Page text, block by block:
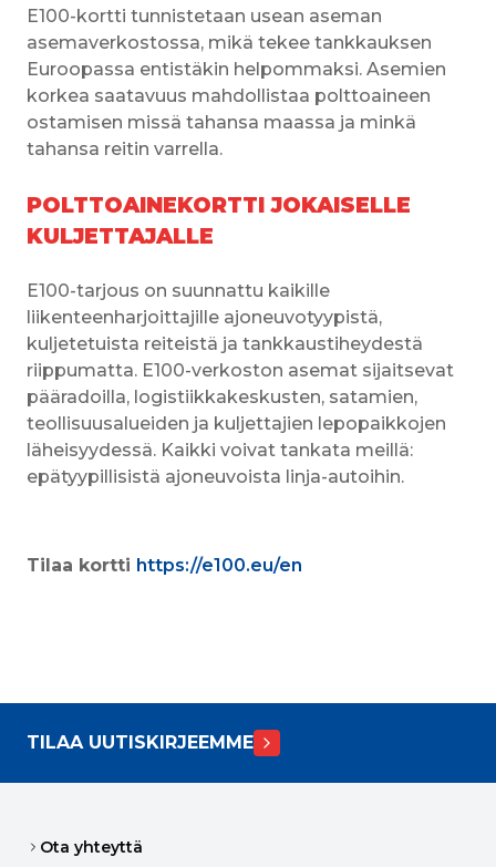
E100-kortti tunnistetaan usean aseman
asemaverkostossa, mikä tekee tankkauksen
Euroopassa entistäkin helpommaksi. Asemien
korkea saatavuus mahdollistaa polttoaineen
ostamisen missä tahansa maassa ja minkä
tahansa reitin varrella.
POLTTOAINEKORTTI JOKAISELLE
KULJETTAJALLE
E100-tarjous on suunnattu kaikille
liikenteenharjoittajille ajoneuvotyypistä,
kuljetetuista reiteistä ja tankkaustiheydestä
riippumatta. E100-verkoston asemat sijaitsevat
pääradoilla, logistiikkakeskusten, satamien,
teollisuusalueiden ja kuljettajien lepopaikkojen
läheisyydessä. Kaikki voivat tankata meillä:
epätyypillisistä ajoneuvoista linja-autoihin.
Tilaa kortti https://e100.eu/en
TILAA UUTISKIRJEEMME
Ota yhteyttä